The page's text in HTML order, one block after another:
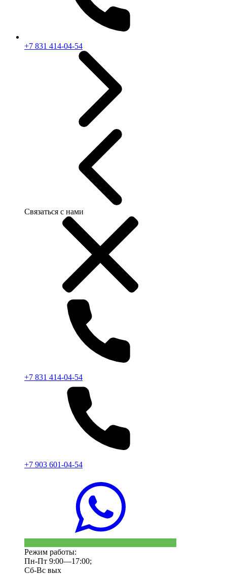
+7 831 414-04-54
Связаться с нами
+7 831 414-04-54
+7 903 601-04-54
Режим работы:
Пн-Пт 9:00—17:00;
Сб-Вс вых